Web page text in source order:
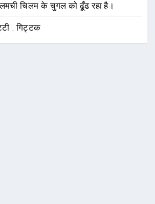
चिलम के चुगल को ढूँढ रहा है।
,गिट्टक